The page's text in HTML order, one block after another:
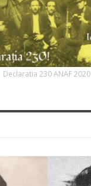
Declaratia 230 ANAF 2020